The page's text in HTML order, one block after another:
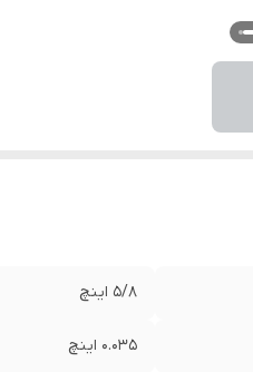
۵/۸ اینچ
۰.۰۳۵ اینچ